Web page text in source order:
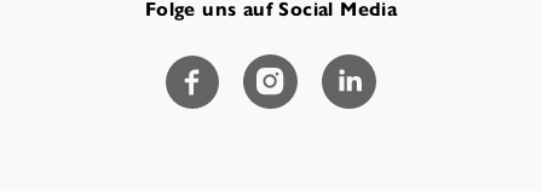
Folge uns auf Social Media